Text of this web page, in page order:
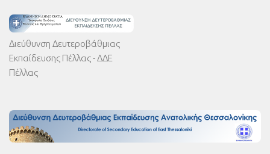
Διεύθυνση Δευτεροβάθμιας
Εκπαίδευσης Πέλλας - ΔΔΕ
Πέλλας